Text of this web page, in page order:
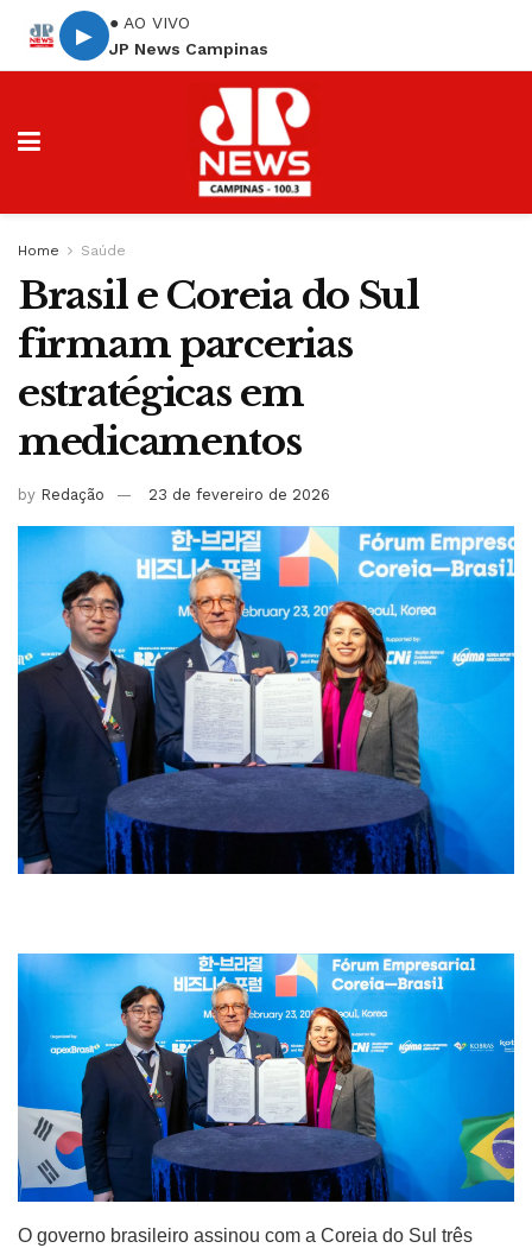
▶
● AO VIVO
JP News Campinas
Home Saúde
Brasil e Coreia do Sul
firmam parcerias
estratégicas em
medicamentos
by Redação 23 de fevereiro de 2026
O governo brasileiro assinou com a Coreia do Sul três